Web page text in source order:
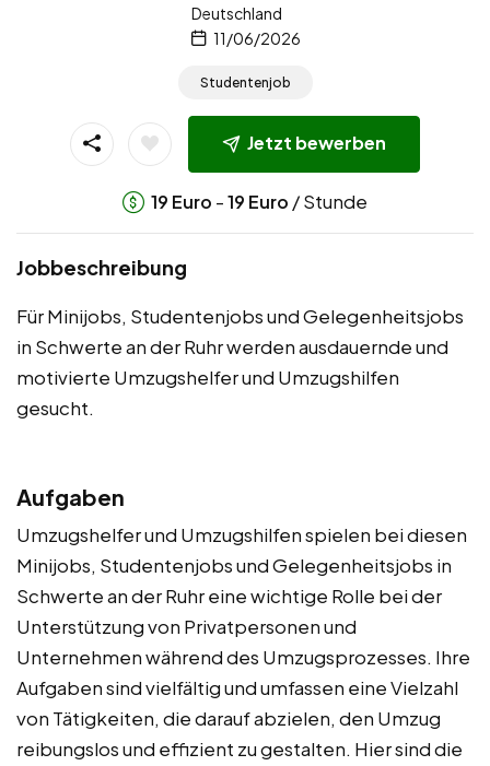
Deutschland
11/06/2026
Studentenjob
Jetzt bewerben
19 Euro -19 Euro / Stunde
Jobbeschreibung
Für Minijobs, Studentenjobs und Gelegenheitsjobs
in Schwerte an der Ruhr werden ausdauernde und
motivierte Umzugshelfer und Umzugshilfen
gesucht.
Aufgaben
Umzugshelfer und Umzugshilfen spielen bei diesen
Minijobs, Studentenjobs und Gelegenheitsjobs in
Schwerte an der Ruhr eine wichtige Rolle bei der
Unterstützung von Privatpersonen und
Unternehmen während des Umzugsprozesses. Ihre
Aufgaben sind vielfältig und umfassen eine Vielzahl
von Tätigkeiten, die darauf abzielen, den Umzug
reibungslos und effizient zu gestalten. Hier sind die